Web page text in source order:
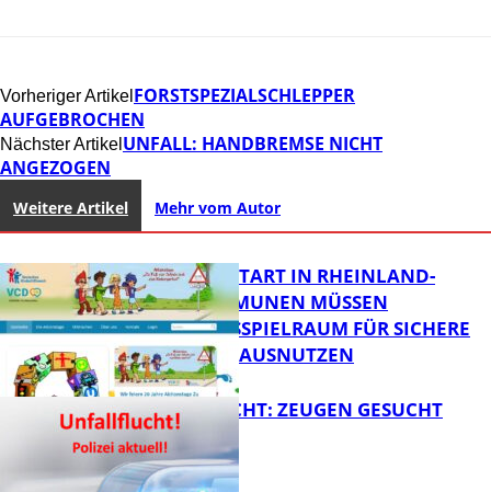
Vorheriger Artikel FORSTSPEZIALSCHLEPPER
AUFGEBROCHEN
Nächster Artikel UNFALL: HANDBREMSE NICHT
ANGEZOGEN
Weitere Artikel Mehr vom Autor
ZUM SCHULSTART IN RHEINLAND-
PFALZ: KOMMUNEN MÜSSEN
HANDLUNGSSPIELRAUM FÜR SICHERE
SCHULWEGE AUSNUTZEN
UNFALLFLUCHT: ZEUGEN GESUCHT